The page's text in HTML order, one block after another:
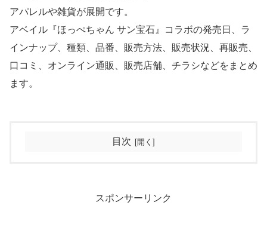
アパレルや雑貨が展開です。
アベイル『ほっぺちゃん サン宝石』コラボの発売日、ラ
インナップ、種類、品番、販売方法、販売状況、再販売、
口コミ、オンライン通販、販売店舗、チラシなどをまとめ
ます。
目次
スポンサーリンク